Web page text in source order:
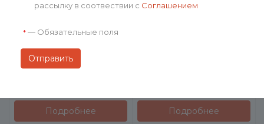
от567.38 ₽
Подробнее Подробнее
рассылку в соотвествии с Соглашением
* — Обязательные поля